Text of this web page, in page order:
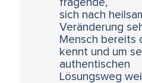
fragende,
sich nach
Veränderung
Mensch bereits
kennt und um
authentischen
Lösungsweg